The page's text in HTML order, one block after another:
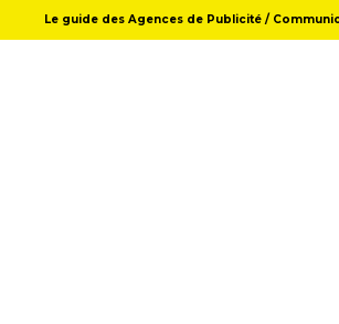
Le guide des Agences de Publicité /